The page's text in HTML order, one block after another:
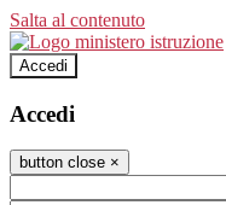
Salta al contenuto
Accedi
Accedi
button close ×